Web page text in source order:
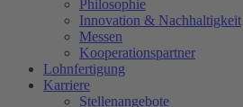
Philosophie
Innovation & Nachhaltigkeit
Messen
Kooperationspartner
Lohnfertigung
Karriere
Stellenangebote